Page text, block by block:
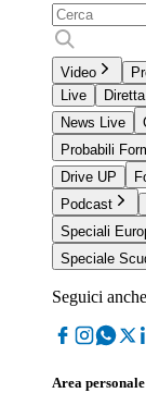
Video
Live
News Live
Probabili
Drive UP
Podcast
Speciali
Speciale
Seguici
Area personale